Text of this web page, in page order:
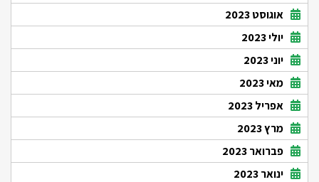
אוגוסט 2023
יולי 2023
יוני 2023
מאי 2023
אפריל 2023
מרץ 2023
פברואר 2023
ינואר 2023